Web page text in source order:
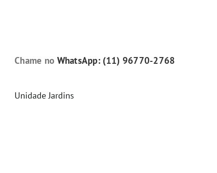
Chame no WhatsApp: (11) 96770-2768
Unidade Jardins